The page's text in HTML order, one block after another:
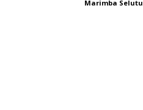
Marimba Selutu